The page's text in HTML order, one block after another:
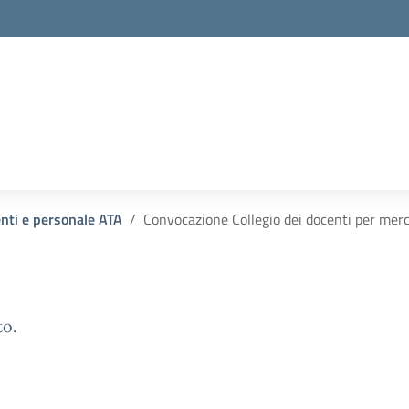
e personale ATA Convocazione Collegio dei docenti per